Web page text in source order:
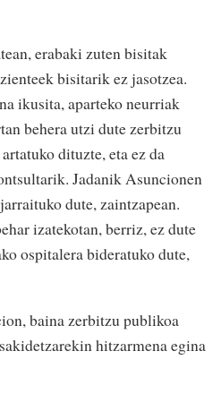
erabaki zuten bisitak
bisitarik ez jasotzea.
ikusita, aparteko neurriak
behera utzi dute zerbitzu
dituzte, eta ez da
Jadanik Asuncionen
dute, zaintzapean.
izatekotan, berriz, ez dute
ospitalera bideratuko dute,
baina zerbitzu publikoa
hitzarmena egina